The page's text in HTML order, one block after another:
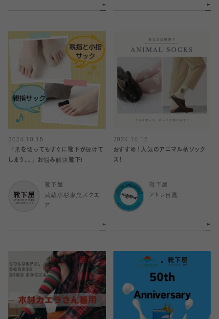
2024.10.15
『爪を切ってもすぐに靴下が破けて
しまう、、』お悩み解決靴下❗️
靴下屋
武蔵小杉東急スクエ
ア
2024.10.15
おすすめ！人気のアニマル柄ソック
ス！
靴下屋
アトレ目黒